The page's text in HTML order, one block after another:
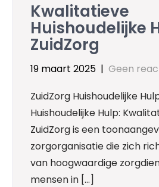
Kwalitatieve
Huishoudelijke
ZuidZorg
19 maart 2025 | Geen
ZuidZorg Huishoudelijke
Huishoudelijke Hulp:
ZuidZorg is een
zorgorganisatie die zich
van hoogwaardige
mensen in […]